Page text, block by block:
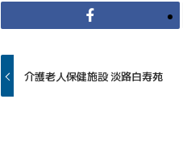
介護老人保健施設 淡路白寿苑